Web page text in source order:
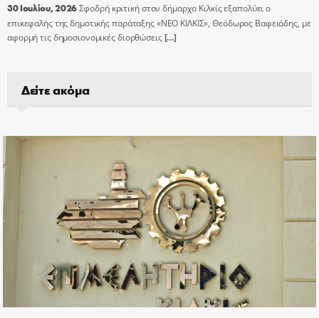
30 Ιουλίου, 2026Σφοδρή κριτική στον δήμαρχο Κιλκίς εξαπολύει ο
επικεφαλής της δημοτικής παράταξης «ΝΕΟ ΚΙΛΚΙΣ», Θεόδωρος Βαφειάδης, με
αφορμή τις δημοσιονομικές διορθώσεις[…]
Δείτε ακόμα